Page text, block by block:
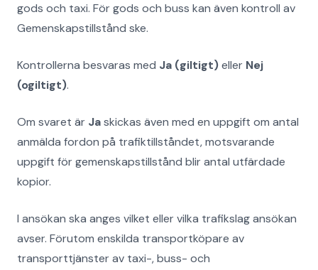
gods och taxi. För gods och buss kan även kontroll av
Gemenskapstillstånd ske.
Kontrollerna besvaras med Ja (giltigt)eller Nej
(ogiltigt).
Om svaret är Jaskickas även med en uppgift om antal
anmälda fordon på trafiktillståndet, motsvarande
uppgift för gemenskapstillstånd blir antal utfärdade
kopior.
I ansökan ska anges vilket eller vilka trafikslag ansökan
avser. Förutom enskilda transportköpare av
transporttjänster av taxi-, buss- och